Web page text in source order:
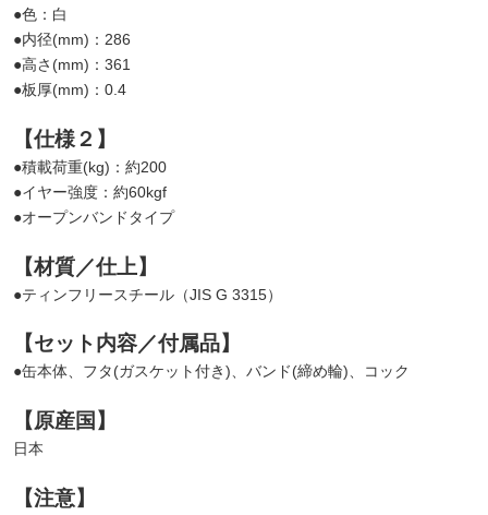
●色：白
●内径(mm)：286
●高さ(mm)：361
●板厚(mm)：0.4
【仕様２】
●積載荷重(kg)：約200
●イヤー強度：約60kgf
●オープンバンドタイプ
【材質／仕上】
●ティンフリースチール（JIS G 3315）
【セット内容／付属品】
●缶本体、フタ(ガスケット付き)、バンド(締め輪)、コック
【原産国】
日本
【注意】